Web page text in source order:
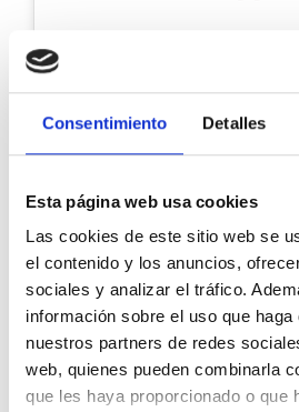
Consentimiento Detalles
Esta página web usa cookies
Las cookies de este sitio web se
el contenido y los anuncios,
sociales y analizar el tráfico.
información sobre el uso que
nuestros partners de redes
web, quienes pueden combinarla
que les haya proporcionado o que
Ver esta publicación